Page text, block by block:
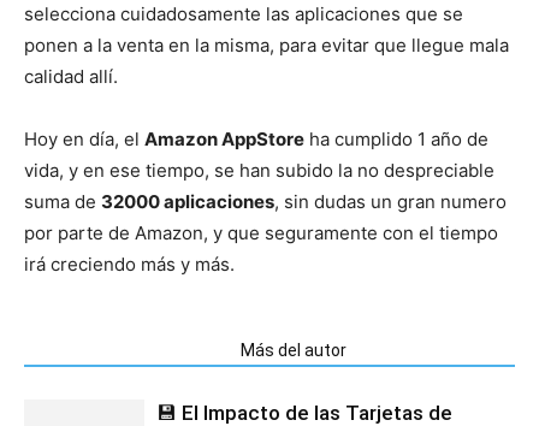
selecciona cuidadosamente las aplicaciones que se
ponen a la venta en la misma, para evitar que llegue mala
calidad allí.
Hoy en día, el Amazon AppStore ha cumplido 1 año de
vida, y en ese tiempo, se han subido la no despreciable
suma de 32000 aplicaciones, sin dudas un gran numero
por parte de Amazon, y que seguramente con el tiempo
irá creciendo más y más.
Más del autor
💾 El Impacto de las Tarjetas de